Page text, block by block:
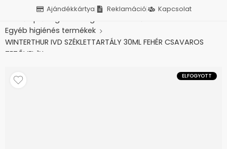
Ajándékkártya Reklamáció Kapcsolat
Kezdőlap
Higiénés segédeszközök
Egyéb higiénés termékek
WINTERTHUR IVD SZÉKLETTARTÁLY 30ML FEHÉR CSAVAROS
TETŐVEL 1X
ELFOGYOTT